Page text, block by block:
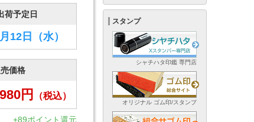
荷予定日
12日 （水）
価格
円 （税込）
+89ポイント還元
スタンプ
シャチハタ印鑑 専門店
オリジナル ゴム印/スタンプ